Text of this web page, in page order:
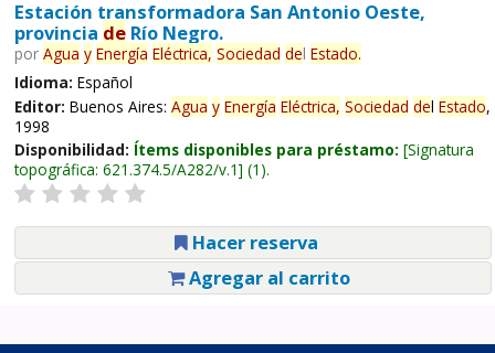
Estación transformadora San Antonio Oeste,
provincia deRío Negro.
por Agua y Energía Eléctrica, Sociedad del Estado.
Idioma: Español
Editor: Buenos Aires: Agua y Energía Eléctrica, Sociedad del Estado,
1998
Disponibilidad: Ítems disponibles para préstamo: Signatura
topográfica: 621.374.5/A282/v.1 (1).
Hacer reserva
Agregar al carrito